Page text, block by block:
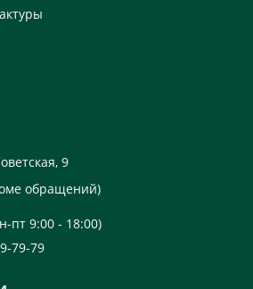
9
обращений)
пт 9:00 - 18:00)
79-79